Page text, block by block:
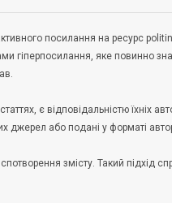
посилання на ресурс
гіперпосилання, яке повинно
є відповідальністю їхніх
джерел або подані у форматі
змісту. Такий підхід